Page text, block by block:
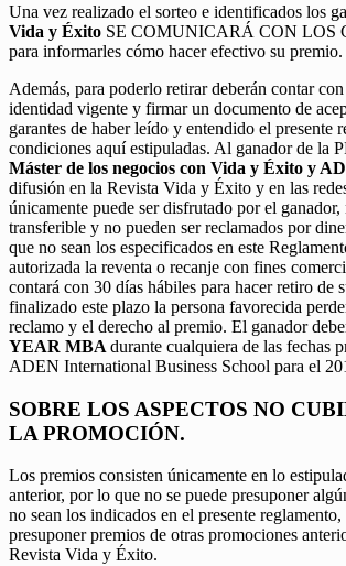
Una vez realizado el sorteo e identificados los
Vida y Éxito SE COMUNICARÁ CON LOS
para informarles cómo hacer efectivo su premio.
Además, para poderlo retirar deberán contar
identidad vigente y firmar un documento de
garantes de haber leído y entendido el presente
condiciones aquí estipuladas. Al ganador de la
Máster de los negocios con Vida y Éxito y
difusión en la Revista Vida y Éxito y en las
únicamente puede ser disfrutado por el ganador,
transferible y no pueden ser reclamados por
que no sean los especificados en este
autorizada la reventa o recanje con fines
contará con 30 días hábiles para hacer retiro de
finalizado este plazo la persona favorecida
reclamo y el derecho al premio. El ganador
YEAR MBA durante cualquiera de las fechas
ADEN International Business School para el
SOBRE LOS ASPECTOS NO
LA PROMOCIÓN.
Los premios consisten únicamente en lo
anterior, por lo que no se puede presuponer
no sean los indicados en el presente
presuponer premios de otras promociones
Revista Vida y Éxito.